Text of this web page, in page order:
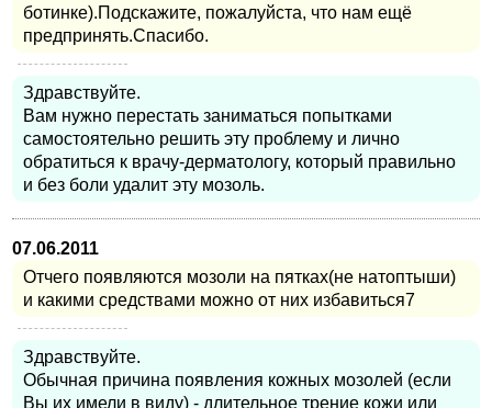
ботинке).Подскажите, пожалуйста, что нам ещё
предпринять.Спасибо.
Здравствуйте.
Вам нужно перестать заниматься попытками
самостоятельно решить эту проблему и лично
обратиться к врачу-дерматологу, который правильно
и без боли удалит эту мозоль.
07.06.2011
Отчего появляются мозоли на пятках(не натоптыши)
и какими средствами можно от них избавиться7
Здравствуйте.
Обычная причина появления кожных мозолей (если
Вы их имели в виду) - длительное трение кожи или